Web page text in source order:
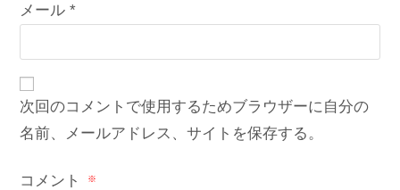
メール*
次回のコメントで使用するためブラウザーに自分の
名前、メールアドレス、サイトを保存する。
コメント ※